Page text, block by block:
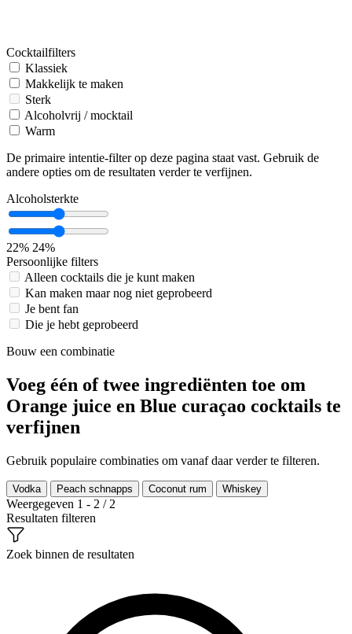
Cocktailfilters
Klassiek
Makkelijk te maken
Sterk
Alcoholvrij / mocktail
Warm
De primaire intentie-filter op deze pagina staat vast. Gebruik de
andere opties om de resultaten verder te verfijnen.
Alcoholsterkte
22% 24%
Persoonlijke filters
Alleen cocktails die je kunt maken
Kan maken maar nog niet geprobeerd
Je bent fan
Die je hebt geprobeerd
Bouw een combinatie
Voeg één of twee ingrediënten toe om
Orange juice en Blue curaçao cocktails te
verfijnen
Gebruik populaire combinaties om vanaf daar verder te filteren.
Vodka Peach schnapps Coconut rum Whiskey
Weergegeven 1 - 2 / 2
Resultaten filteren
Zoek binnen de resultaten